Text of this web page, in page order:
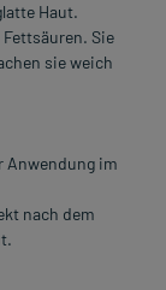
Haut.
Sie
sie weich
Anwendung im
nach dem